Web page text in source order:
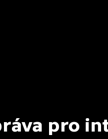
pro